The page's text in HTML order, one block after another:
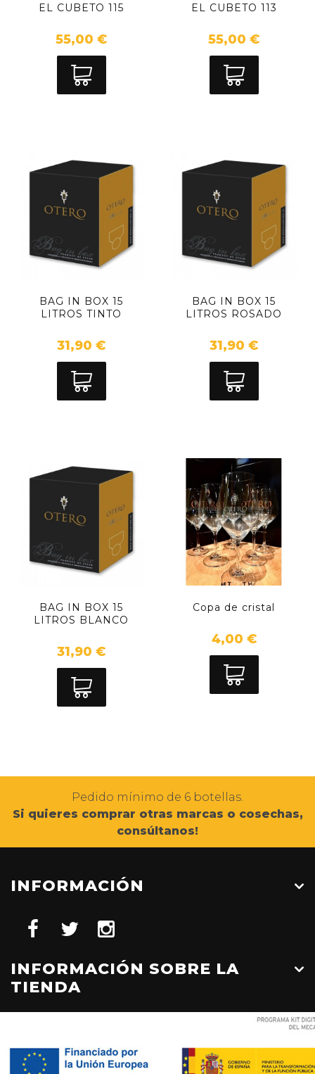
EL CUBETO 115
55,00 €
EL CUBETO 113
55,00 €
BAG IN BOX 15
LITROS TINTO
31,90 €
BAG IN BOX 15
LITROS ROSADO
31,90 €
BAG IN BOX 15
LITROS BLANCO
31,90 €
Copa de cristal
4,00 €
Pedido mínimo de 6 botellas.
Si quieres comprar otras marcas o cosechas,
consúltanos!
INFORMACIÓN
INFORMACIÓN SOBRE LA
TIENDA